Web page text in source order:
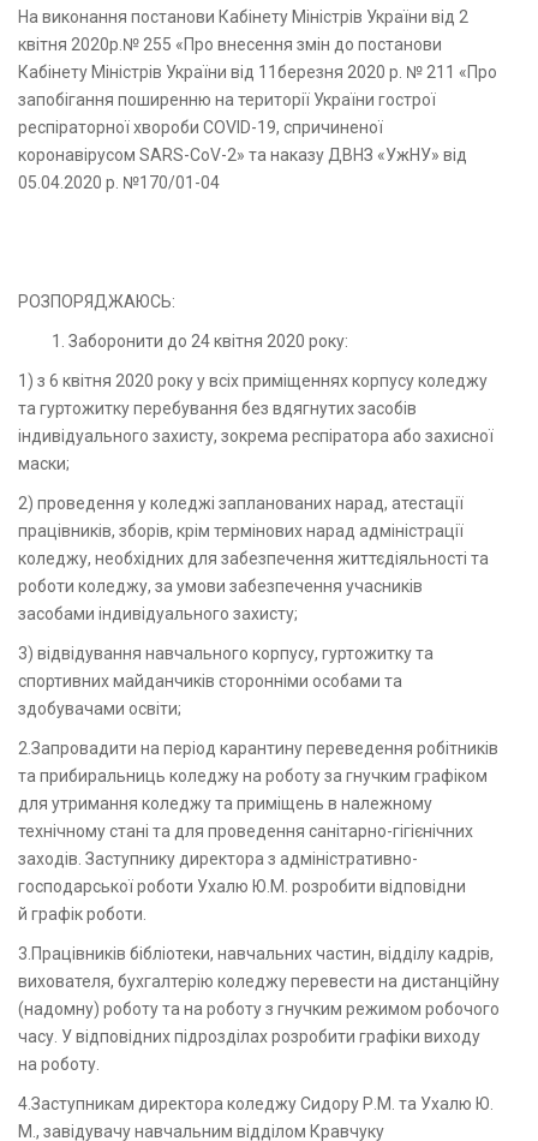
На виконання постанови Кабінету Міністрів України від 2
квітня 2020р.№ 255 «Про внесення змін до постанови
Кабінету Міністрів України від 11березня 2020 р. № 211 «Про
запобігання поширенню на території України гострої
респіраторної хвороби COVID-19, спричиненої
коронавірусом SARS-CoV-2» та наказу ДВНЗ «УжНУ» від
05.04.2020 р. №170/01-04
РОЗПОРЯДЖАЮСЬ:
Заборонити до 24 квітня 2020 року:
1) з 6 квітня 2020 року у всіх приміщеннях корпусу коледжу
та гуртожитку перебування без вдягнутих засобів
індивідуального захисту, зокрема респіратора або захисної
маски;
2) проведення у коледжі запланованих нарад, атестації
працівників, зборів, крім термінових нарад адміністрації
коледжу, необхідних для забезпечення життєдіяльності та
роботи коледжу, за умови забезпечення учасників
засобами індивідуального захисту;
3) відвідування навчального корпусу, гуртожитку та
спортивних майданчиків сторонніми особами та
здобувачами освіти;
2.Запровадити на період карантину переведення робітників
та прибиральниць коледжу на роботу за гнучким графіком
для утримання коледжу та приміщень в належному
технічному стані та для проведення санітарно-гігієнічних
заходів. Заступнику директора з адміністративно-
господарської роботи Ухалю Ю.М. розробити відповідни
й графік роботи.
3.Працівників бібліотеки, навчальних частин, відділу кадрів,
вихователя, бухгалтерію коледжу перевести на дистанційну
(надомну) роботу та на роботу з гнучким режимом робочого
часу. У відповідних підрозділах розробити графіки виходу
на роботу.
4.Заступникам директора коледжу Сидору Р.М. та Ухалю Ю.
М., завідувачу навчальним відділом Кравчуку